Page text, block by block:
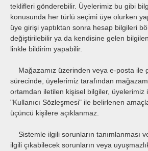
teklifleri gönderebilir. Üyelerimiz bu gibi
konusunda her türlü seçimi üye olurken
üye girişi yaptıktan sonra hesap bilgileri
değiştirilebilir ya da kendisine gelen
linkle bildirim yapabilir.
Mağazamız üzerinden veya e-posta ile
sürecinde, üyelerimiz tarafından
ortamdan iletilen kişisel bilgiler, üyelerimiz
"Kullanıcı Sözleşmesi" ile belirlenen
üçüncü kişilere açıklanmaz.
Sistemle ilgili sorunların tanımlanması
ilgili çıkabilecek sorunların veya